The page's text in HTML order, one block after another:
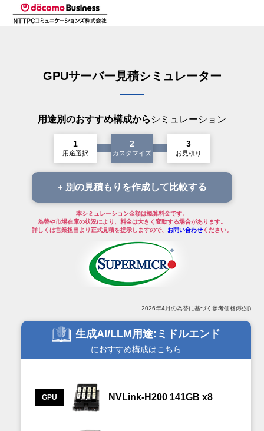
GPUサーバー見積シミュレーター
用途別のおすすめ構成から シミュレーション
用途選択 カスタマイズ お見積り
別の見積もりを作成して比較する
本シミュレーション金額は概算料金です。
為替や市場在庫の状況により、料金は大きく変動する場合があります。
詳しくは営業担当より正式見積を提示しますので、 お問い合わせください。
2026年4月の為替に基づく参考価格(税別)
生成AI/LLM用途 ミドルエンド
におすすめ構成はこちら
GPU NVLink-H200 141GB x8